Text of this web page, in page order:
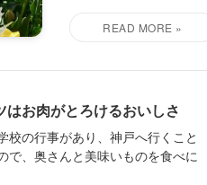
お肉がとろけるおいしさ
校の行事があり、神戸へ行くこと
で、奥さんと美味いものを食べに